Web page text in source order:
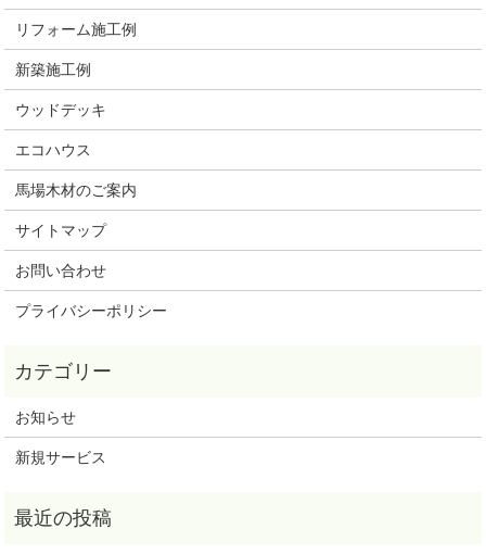
リフォーム施工例
新築施工例
ウッドデッキ
エコハウス
馬場木材のご案内
サイトマップ
お問い合わせ
プライバシーポリシー
お知らせ
新規サービス